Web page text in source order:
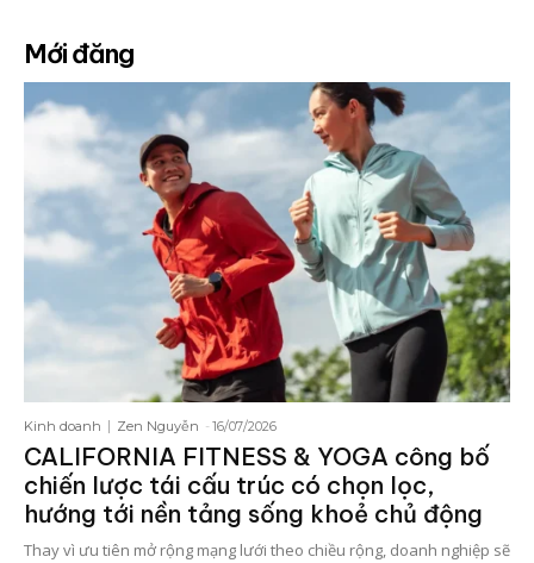
Mới đăng
Kinh doanh Zen Nguyễn - 16/07/2026
CALIFORNIA FITNESS & YOGA công bố
chiến lược tái cấu trúc có chọn lọc,
hướng tới nền tảng sống khoẻ chủ động
Thay vì ưu tiên mở rộng mạng lưới theo chiều rộng, doanh nghiệp sẽ